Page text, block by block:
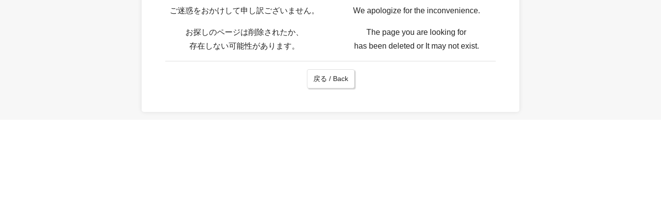
ご迷惑をおかけして申し訳ございません。
お探しのページは削除されたか、
存在しない可能性があります。
We apologize for the inconvenience.
The page you are looking for
has been deleted or It may not exist.
戻る / Back